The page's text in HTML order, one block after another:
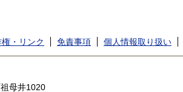
・リンク 免責事項 個人情報取り扱い
母井1020